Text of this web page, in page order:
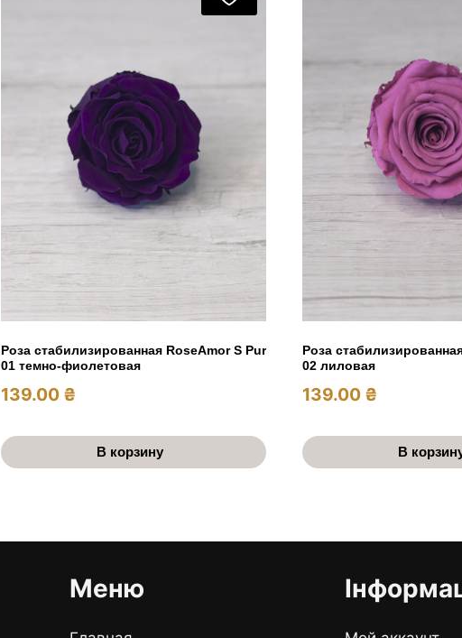
Роза стабилизированная RoseAmor S Pur
01 темно-фиолетовая
139.00 ₴
В корзину
Роза
02 лиловая
139.00 ₴
В
Меню